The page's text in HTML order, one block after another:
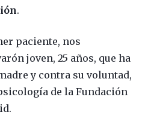
.
paciente, nos
joven, 25 años, que ha
y contra su voluntad,
de la Fundación